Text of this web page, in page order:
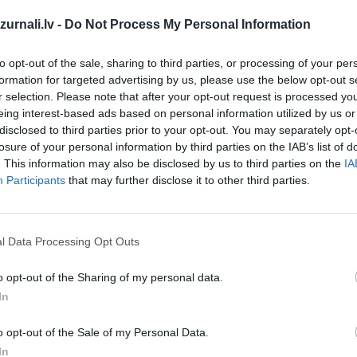
- Do Not Process My Personal Information
opt-out of the sale, sharing to third parties, or processing of your
for targeted advertising by us, please use the below opt-out
selection. Please note that after your opt-out request is processed
interest-based ads based on personal information utilized by us
to third parties prior to your opt-out. You may separately
of your personal information by third parties on the IAB’s list of
This information may also be disclosed by us to third parties on the
Participants that may further disclose it to other third parties.
Data Processing Opt Outs
opt-out of the Sharing of my personal data.
opt-out of the Sale of my Personal Data.
Drukāts izdevums
Abonēšanas perioda sākums:
2026. gada septembris
*Visas cenas portālā ManiZurnali.lv norādītas € ar PVN.
Žurnālu izdevumu skaits var atšķirties, kā to nosaka
noteikumi
`